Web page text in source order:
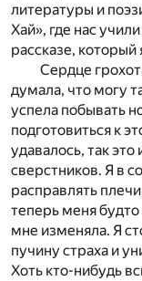
литературы и
Хай», где нас
рассказе,
Сердце
думала, что могу
успела побывать
подготовиться к
удавалось, так
сверстников. Я в
расправлять
теперь меня
мне изменяла. Я
пучину страха и
Хоть кто-нибудь